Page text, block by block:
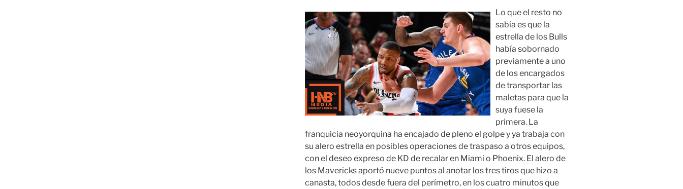
Lo que el resto no
sabía es que la
estrella de los Bulls
había sobornado
previamente a uno
de los encargados
de transportar las
maletas para que la
suya fuese la
primera. La
franquicia neoyorquina ha encajado de pleno el golpe y ya trabaja con
su alero estrella en posibles operaciones de traspaso a otros equipos,
con el deseo expreso de KD de recalar en Miami o Phoenix. El alero de
los Mavericks aportó nueve puntos al anotar los tres tiros que hizo a
canasta, todos desde fuera del perímetro, en los cuatro minutos que